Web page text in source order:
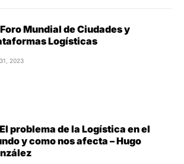
Mundial de Ciudades y
Logísticas
2023
El problema de la Logística en el
y como nos afecta – Hugo